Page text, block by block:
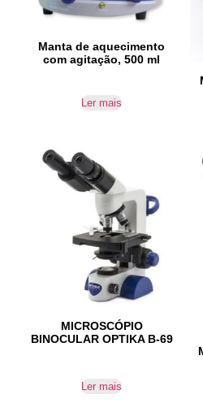
Manta de aquecimento
com agitação, 500 ml
Ler mais
MICROSCÓPIO
BINOCULAR OPTIKA B-69
Ler mais